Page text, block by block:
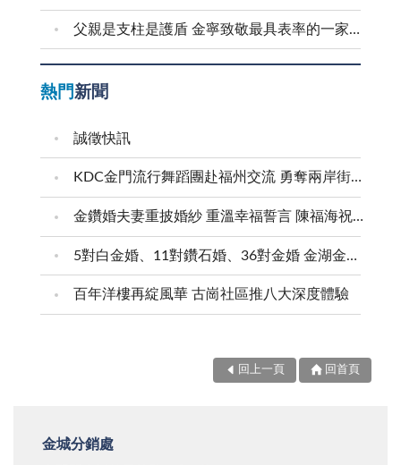
與民主的恥辱，甚至可能帶來牢獄之災，何況，負面的
民主形象也會戕害公共福祉，大家應戒慎以對！
已不多見，很多老年人留在鄉下老家，兒孫不能承歡膝
下，晨昏乏人定醒，過著孤獨寂寞的日子，固有的人倫
節」，但願大家能體認母恩浩蕩，為人子女，絕不是買
無價，不是任何財物所能替代，老人家真正需要的是精
神關懷，因此，孝敬母親應是朝朝暮暮、歲歲年年，唯
有大家珍惜人倫親情，善盡人子孝道，才能促進家庭美
滿，進而營造祥和的社會！
趟金門，便可以看到一百多種的鳥類。人文特色加上鳥
區。 為了留住候鳥，金管處除了加強巡護自然生態
託專家學者調查研究栗喉蜂虎的生態，金管處並接受研
究建議，進行營巢地棲地復育，每年三、四月間則進行
營巢地坡面整理，營造栗喉蜂虎良好的居住環境，讓這
批嬌客，有興趣年年來營巢繁殖，豐盛地區的自然生態
庫，來一趟金門，等於踏足一處百鳥爭鳴的天地，心靈
得發展的觀光旅遊項目之一，把握這些大自然的優勢，
最佳途徑。聰明的鄉親們，何不善加把握、珍惜？
不出那種「後母子、細姨命」的宿命。即便IDS已有榮
總承作，國軍醫院也將由署北接手，然而，若沒有完整
療需求，一切將徒託空言！ 如所週知，金門地區醫
院專科醫師人力不足，這是關係著金門地區醫療未來發
民的吶喊將無以消除，金門的醫療品質也永遠等不到春
天，頂多是讓人覺得「乍暖還寒」而已！ 差可告慰
的是，金門的社會福利一向有口皆碑，金門適合養小孩
和養老，更是社會所公認的事實，不但生小孩有獎勵
金、學童讀書(從幼稚園到國中)的學費、營養午餐都免
錢，老人有生活貼津(老人年金每個月七仟元)、全體縣
必須具體化：首先，金門的醫療體系必需有完整的配
父親是支柱是護盾 金寧致敬最具表率的一家之長
熱門新聞
誠徵快訊
KDC金門流行舞蹈團赴福州交流 勇奪兩岸街舞賽三等獎
金鑽婚夫妻重披婚紗 重溫幸福誓言 陳福海祝福牽手半世紀 情深相守成典範
5對白金婚、11對鑽石婚、36對金婚 金湖金沙夫妻共享榮耀時刻 陳福海表揚金鑽婚夫妻 向半世紀相守家庭典範致敬
百年洋樓再綻風華 古崗社區推八大深度體驗
回上一頁 回首頁
金城分銷處